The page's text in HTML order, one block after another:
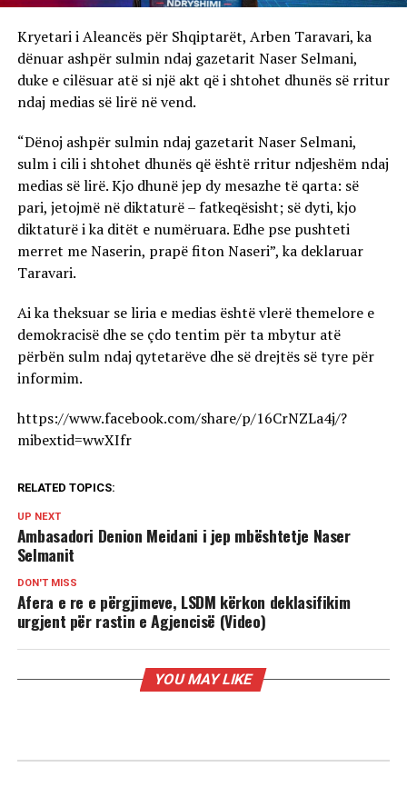
Kryetari i Aleancës për Shqiptarët, Arben Taravari, ka
dënuar ashpër sulmin ndaj gazetarit Naser Selmani,
duke e cilësuar atë si një akt që i shtohet dhunës së rritur
ndaj medias së lirë në vend.
“Dënoj ashpër sulmin ndaj gazetarit Naser Selmani,
sulm i cili i shtohet dhunës që është rritur ndjeshëm ndaj
medias së lirë. Kjo dhunë jep dy mesazhe të qarta: së
pari, jetojmë në diktaturë – fatkeqësisht; së dyti, kjo
diktaturë i ka ditët e numëruara. Edhe pse pushteti
merret me Naserin, prapë fiton Naseri”, ka deklaruar
Taravari.
Ai ka theksuar se liria e medias është vlerë themelore e
demokracisë dhe se çdo tentim për ta mbytur atë
përbën sulm ndaj qytetarëve dhe së drejtës së tyre për
informim.
https://www.facebook.com/share/p/16CrNZLa4j/?
mibextid=wwXIfr
RELATED TOPICS:
UP NEXT
Ambasadori Denion Meidani i jep mbështetje Naser
Selmanit
DON'T MISS
Afera e re e përgjimeve, LSDM kërkon deklasifikim
urgjent për rastin e Agjencisë (Video)
YOU MAY LIKE